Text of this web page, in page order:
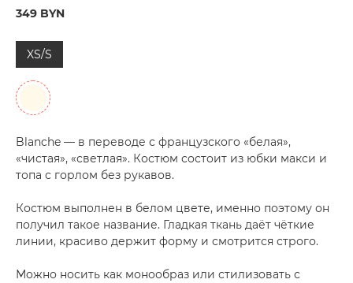
349 BYN
XS/S
Blanche — в переводе с французского «белая»,
«чистая», «светлая». Костюм состоит из юбки макси и
топа с горлом без рукавов.
Костюм выполнен в белом цвете, именно поэтому он
получил такое название. Гладкая ткань даёт чёткие
линии, красиво держит форму и смотрится строго.
Можно носить как монообраз или стилизовать с